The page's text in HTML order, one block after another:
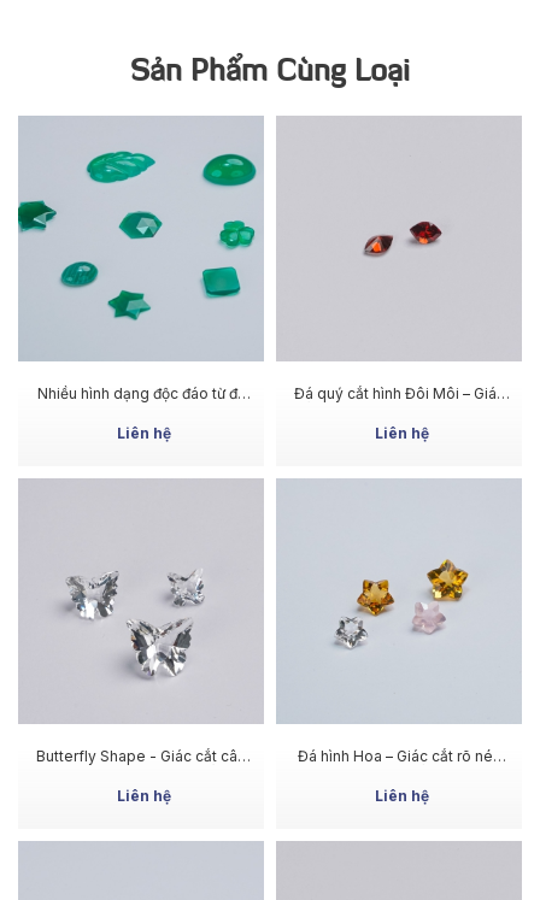
Sản Phẩm Cùng Loại
MUA NGAY
Nhiều hình dạng độc đáo từ đá
Liên hệ
MUA NGAY
Đá quý cắt hình Đôi Môi – Giác
rõ
Liên hệ
MUA NGAY
Butterfly Shape - Giác cắt cân
Liên hệ
MUA NGAY
Đá hình Hoa – Giác cắt rõ nét,
Liên hệ